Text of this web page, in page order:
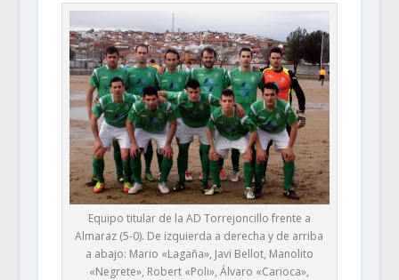
Equipo titular de la AD Torrejoncillo frente a
Almaraz (5-0). De izquierda a derecha y de arriba
a abajo: Mario «Lagaña», Javi Bellot, Manolito
«Negrete», Robert «Poli», Álvaro «Carioca»,